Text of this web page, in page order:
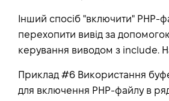
Інший спосіб "включити" PHP-
перехопити вивід за
керування виводом з include.
Приклад #6 Використання
для включення PHP-файлу в